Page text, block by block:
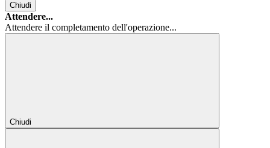
Chiudi
Attendere...
Attendere il completamento dell'operazione...
Chiudi